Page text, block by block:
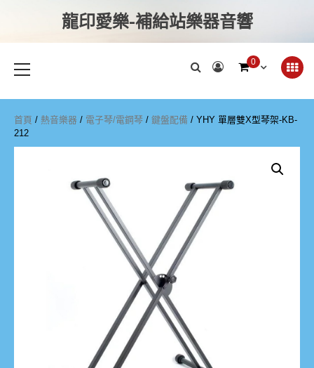
龍印愛樂-補給站樂器音響
0
首頁 / 熱音樂器 / 電子琴/電鋼琴 / 鍵盤配備 / YHY 單層雙X型琴架-KB-
212